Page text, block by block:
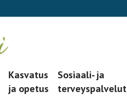
Kasvatus
ja opetus
Sosiaali- ja
terveyspalvelut